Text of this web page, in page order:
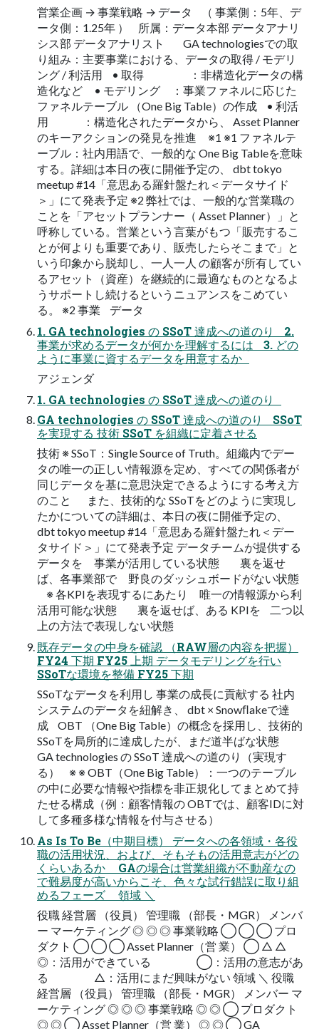
営業企画 → 事業戦略 → データ （ 事業側：5年、デ
ータ側：1.25年 ） 所属：データ本部 データアナリ
シス部 データアナリスト GA technologiesでの取
り組み：主要事業における、データの取得 / モデリ
ング / 利活用 • 取得 ：非構造化データの構
造化など • モデリング ：事業ファネルに応じた
ファネルテーブル （One Big Table）の作成 • 利活
用 ：構造化されたデータから、 Asset Planner
のキーアクションの発見を推進 ※1 ※1 ファネルテ
ーブル：社内用語で、一般的な One Big Tableを意味
する。詳細は本日の夜に開催予定の、 dbt tokyo
meetup #14「意思ある羅針盤たれ＜データサイド
＞」にて発表予定 ※2 弊社では、一般的な営業職の
ことを「アセットプランナー（ Asset Planner）」と
呼称している。営業という言葉がもつ「販売するこ
とが何よりも重要であり、販売したらそこまで」と
いう印象から脱却し、一人一人 の顧客が所有してい
るアセット（資産）を継続的に最適なものとなるよ
うサポートし続けるというニュアンスをこめてい
る。 ※2 事業 データ
1. GA technologies の SSoT 達成への道のり 2.
事業が求めるデータが何かを理解するには 3. どの
ように事業に資するデータを用意するか
アジェンダ
1. GA technologies の SSoT 達成への道のり
GA technologies の SSoT 達成への道のり SSoT
を実現する 技術 SSoT を組織に定着させる
技術 ※ SSoT：Single Source of Truth。組織内でデー
タの唯一の正しい情報源を定め、すべての関係者が
同じデータを基に意思決定できるようにする考え方
のこと また、技術的な SSoTをどのように実現し
たかについての詳細は、本日の夜に開催予定の、
dbt tokyo meetup #14「意思ある羅針盤たれ＜デー
タサイド＞」にて発表予定 データチームが提供する
データを 事業が活用している状態 裏を返せ
ば、各事業部で 野良のダッシュボードがない状態
※ 各KPIを表現するにあたり 唯一の情報源から利
活用可能な状態 裏を返せば、ある KPIを 二つ以
上の方法で表現しない状態
既存データの中身を確認 （RAW層の内容を把握）
FY24 下期 FY25 上期 データモデリングを行い
SSoTな環境を整備 FY25 下期
SSoTなデータを利用し 事業の成長に貢献する 社内
システムのデータを紐解き、 dbt × Snowﬂakeで達
成 OBT （One Big Table）の概念を採用し、技術的
SSoTを局所的に達成したが、まだ道半ばな状態
GA technologies の SSoT 達成への道のり（実現す
る） ※ ※ OBT（One Big Table）：一つのテーブル
の中に必要な情報や指標を非正規化してまとめて持
たせる構成（例：顧客情報の OBTでは、顧客IDに対
して多種多様な情報を付与させる）
As Is To Be（中期目標） データへの各領域・各役
職の活用状況、および、そもそもの活用意志がどの
くらいあるか GAの場合は営業組織が不動産なの
で難易度が高いからこそ、色々な試行錯誤に取り組
めるフェーズ 領域 ＼
役職 経営層 （役員） 管理職 （部長・MGR） メンバ
ー マーケティング ◎ ◎ ◎ 事業戦略 ◯ ◯ ◯ プロ
ダクト ◯ ◯ ◯ Asset Planner（営 業） ◯ △ △
◎：活用ができている ◯：活用の意志があ
る △：活用にまだ興味がない 領域 ＼ 役職
経営層 （役員） 管理職 （部長・MGR） メンバー マ
ーケティング ◎ ◎ ◎ 事業戦略 ◎ ◎ ◯ プロダクト
◎ ◎ ◯ Asset Planner（営 業） ◎ ◎ ◯ GA